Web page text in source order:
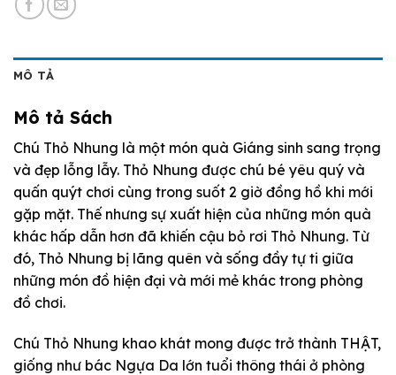
MÔ TẢ
Mô tả Sách
Chú Thỏ Nhung là một món quà Giáng sinh sang trọng
và đẹp lỗng lẫy. Thỏ Nhung được chú bé yêu quý và
quấn quýt chơi cùng trong suốt 2 giờ đồng hồ khi mới
gặp mặt. Thế nhưng sự xuất hiện của những món quà
khác hấp dẫn hơn đã khiến cậu bỏ rơi Thỏ Nhung. Từ
đó, Thỏ Nhung bị lãng quên và sống đầy tự ti giữa
những món đồ hiện đại và mới mẻ khác trong phòng
đồ chơi.
Chú Thỏ Nhung khao khát mong được trở thành THẬT,
giống như bác Ngựa Da lớn tuổi thông thái ở phòng